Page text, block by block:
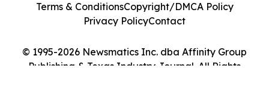
© 1995-2026 Newsmatics Inc. dba Affinity Group
Publishing & Texas Industry Journal. All Rights
Terms & ConditionsCopyright/DMCA Policy
Privacy PolicyContact